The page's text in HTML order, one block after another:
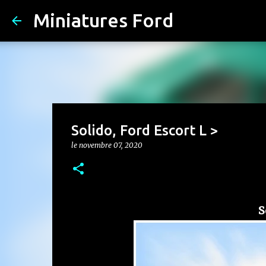
Miniatures Ford
Solido, Ford Escort L >
le novembre 07, 2020